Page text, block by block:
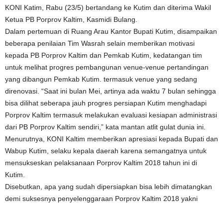
KONI Katim, Rabu (23/5) bertandang ke Kutim dan diterima Wakil
Ketua PB Porprov Kaltim, Kasmidi Bulang.
Dalam pertemuan di Ruang Arau Kantor Bupati Kutim, disampaikan
beberapa penilaian Tim Wasrah selain memberikan motivasi
kepada PB Porprov Kaltim dan Pemkab Kutim, kedatangan tim
untuk melihat progres pembangunan venue-venue pertandingan
yang dibangun Pemkab Kutim. termasuk venue yang sedang
direnovasi. “Saat ini bulan Mei, artinya ada waktu 7 bulan sehingga
bisa dilihat seberapa jauh progres persiapan Kutim menghadapi
Porprov Kaltim termasuk melakukan evaluasi kesiapan administrasi
dari PB Porprov Kaltim sendiri,” kata mantan atlit gulat dunia ini.
Menurutnya, KONI Kaltim memberikan apresiasi kepada Bupati dan
Wabup Kutim, selaku kepala daerah karena semangatnya untuk
mensukseskan pelaksanaan Porprov Kaltim 2018 tahun ini di
Kutim.
Disebutkan, apa yang sudah dipersiapkan bisa lebih dimatangkan
demi suksesnya penyelenggaraan Porprov Kaltim 2018 yakni